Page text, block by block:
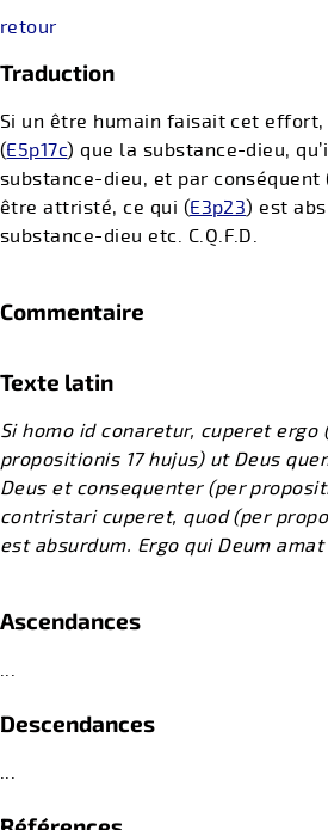
retour
Traduction
Si un être humain faisait cet
(E5p17c) que la substance-dieu,
substance-dieu, et par conséquent
être attristé, ce qui (E3p23) est
substance-dieu etc. C.Q.F.D.
Commentaire
Texte latin
Si homo id conaretur, cuperet
propositionis 17 hujus) ut Deus
Deus et consequenter (per
contristari cuperet, quod (per
est absurdum. Ergo qui Deum amat
Ascendances
Descendances